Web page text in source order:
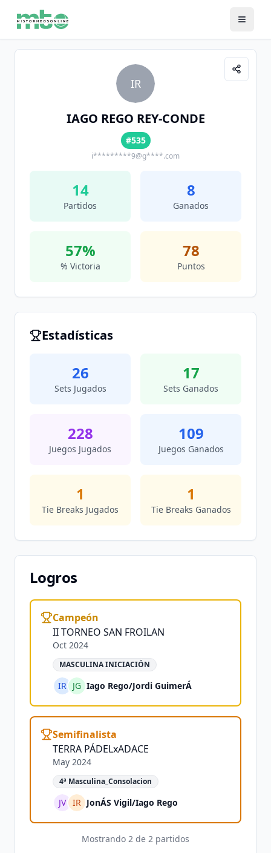
IR
IAGO REGO REY-CONDE
#535
i*********9@g****.com
14
Partidos
8
Ganados
57%
% Victoria
78
Puntos
Estadísticas
26
Sets Jugados
17
Sets Ganados
228
Juegos Jugados
109
Juegos Ganados
1
Tie Breaks Jugados
1
Tie Breaks Ganados
Logros
Campeón
II TORNEO SAN FROILAN
Oct 2024
MASCULINA INICIACIÓN
IR JG Iago Rego/Jordi GuimerÁ
Semifinalista
TERRA PÁDELxADACE
May 2024
4ª Masculina_Consolacion
JV IR JonÁS Vigil/Iago Rego
Mostrando 2 de 2 partidos